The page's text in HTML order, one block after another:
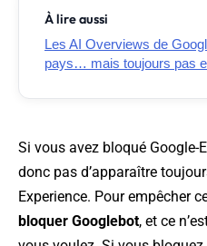
À lire aussi
Les AI Overviews de
pays… mais toujours pas
Si vous avez bloqué Google-
donc pas d’apparaître
Experience. Pour empêcher
bloquer Googlebot, et ce